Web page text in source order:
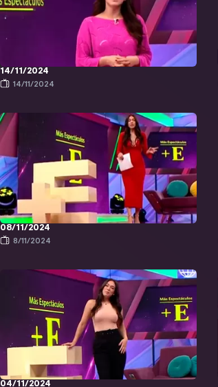
14/11/2024
14/11/2024
08/11/2024
8/11/2024
04/11/2024